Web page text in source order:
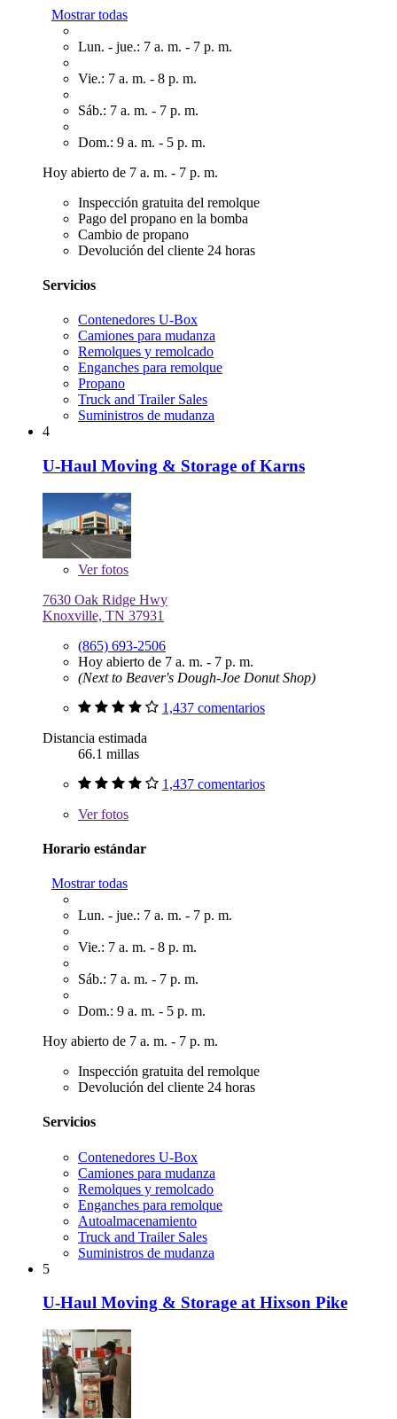
Mostrar todas
Lun. - jue.: 7 a. m. - 7 p. m.
Vie.: 7 a. m. - 8 p. m.
Sáb.: 7 a. m. - 7 p. m.
Dom.: 9 a. m. - 5 p. m.
Hoy abierto de 7 a. m. - 7 p. m.
Inspección gratuita del remolque
Pago del propano en la bomba
Cambio de propano
Devolución del cliente 24 horas
Servicios
Contenedores U-Box
Camiones para mudanza
Remolques y remolcado
Enganches para remolque
Propano
Truck and Trailer Sales
Suministros de mudanza
4
U-Haul Moving & Storage of Karns
Verfotos
7630 Oak Ridge Hwy
Knoxville, TN 37931
(865) 693-2506
Hoy abierto de 7 a. m. - 7 p. m.
(Next to Beaver's Dough-Joe Donut Shop)
1,437 comentarios
Distancia estimada
66.1 millas
1,437 comentarios
Verfotos
Horario estándar
Mostrar todas
Lun. - jue.: 7 a. m. - 7 p. m.
Vie.: 7 a. m. - 8 p. m.
Sáb.: 7 a. m. - 7 p. m.
Dom.: 9 a. m. - 5 p. m.
Hoy abierto de 7 a. m. - 7 p. m.
Inspección gratuita del remolque
Devolución del cliente 24 horas
Servicios
Contenedores U-Box
Camiones para mudanza
Remolques y remolcado
Enganches para remolque
Autoalmacenamiento
Truck and Trailer Sales
Suministros de mudanza
5
U-Haul Moving & Storage at Hixson Pike